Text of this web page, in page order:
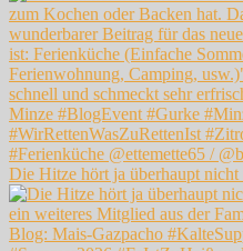
Die Hitze hört ja überhaupt nicht